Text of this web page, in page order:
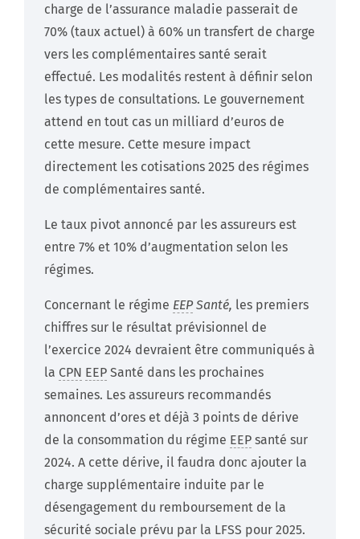
charge de l’assurance maladie passerait de
70% (taux actuel) à 60% un transfert de charge
vers les complémentaires santé serait
effectué. Les modalités restent à définir selon
les types de consultations. Le gouvernement
attend en tout cas un milliard d’euros de
cette mesure. Cette mesure impact
directement les cotisations 2025 des régimes
de complémentaires santé.
Le taux pivot annoncé par les assureurs est
entre 7% et 10% d’augmentation selon les
régimes.
Concernant le régime EEPSanté, les premiers
chiffres sur le résultat prévisionnel de
l’exercice 2024 devraient être communiqués à
la CPN EEP Santé dans les prochaines
semaines. Les assureurs recommandés
annoncent d’ores et déjà 3 points de dérive
de la consommation du régime EEP santé sur
2024. A cette dérive, il faudra donc ajouter la
charge supplémentaire induite par le
désengagement du remboursement de la
sécurité sociale prévu par la LFSS pour 2025.